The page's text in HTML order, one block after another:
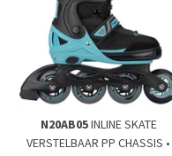
N20AB05INLINE SKATE
VERSTELBAAR PP CHASSIS •